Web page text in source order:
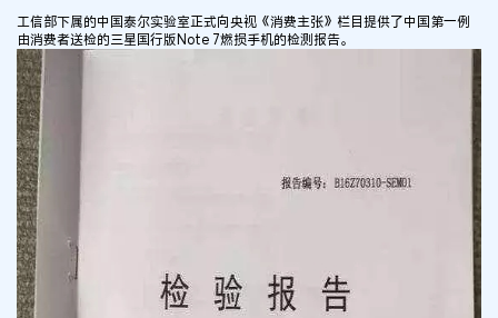
工信部下属的中国泰尔实验室正式向央视《消费主张》栏目提供了中国第一例
由消费者送检的三星国行版Note 7燃损手机的检测报告。